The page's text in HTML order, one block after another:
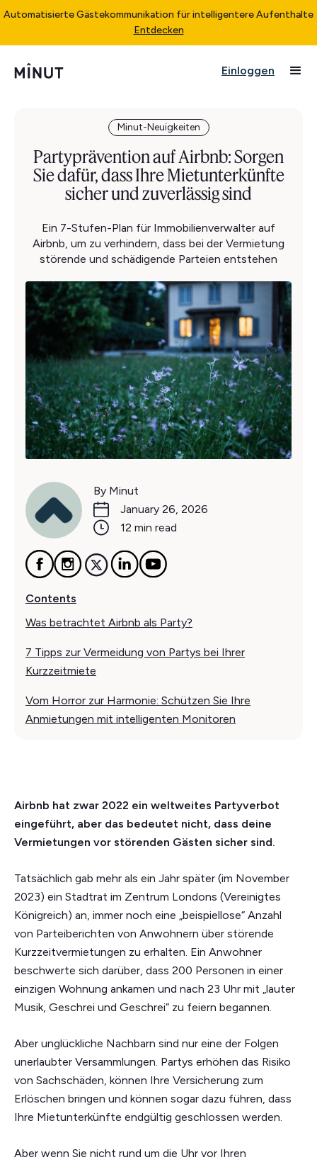
Automatisierte Gästekommunikation für intelligentere Aufenthalte
Entdecken
Einloggen
Minut-Neuigkeiten
Partyprävention auf Airbnb: Sorgen
Sie dafür, dass Ihre Mietunterkünfte
sicher und zuverlässig sind
Ein 7-Stufen-Plan für Immobilienverwalter auf
Airbnb, um zu verhindern, dass bei der Vermietung
störende und schädigende Parteien entstehen
By Minut
January 26, 2026
12 min read
Contents
Was betrachtet Airbnb als Party?
7 Tipps zur Vermeidung von Partys bei Ihrer
Kurzzeitmiete
Vom Horror zur Harmonie: Schützen Sie Ihre
Anmietungen mit intelligenten Monitoren
Airbnb hat zwar 2022 ein weltweites Partyverbot
eingeführt, aber das bedeutet nicht, dass deine
Vermietungen vor störenden Gästen sicher sind.
Tatsächlich gab mehr als ein Jahr später (im November
2023) ein Stadtrat im Zentrum Londons (Vereinigtes
Königreich) an, immer noch eine „beispiellose“ Anzahl
von Parteiberichten von Anwohnern über störende
Kurzzeitvermietungen zu erhalten. Ein Anwohner
beschwerte sich darüber, dass 200 Personen in einer
einzigen Wohnung ankamen und nach 23 Uhr mit „lauter
Musik, Geschrei und Geschrei“ zu feiern begannen.
Aber unglückliche Nachbarn sind nur eine der Folgen
unerlaubter Versammlungen. Partys erhöhen das Risiko
von Sachschäden, können Ihre Versicherung zum
Erlöschen bringen und können sogar dazu führen, dass
Ihre Mietunterkünfte endgültig geschlossen werden.
Aber wenn Sie nicht rund um die Uhr vor Ihren